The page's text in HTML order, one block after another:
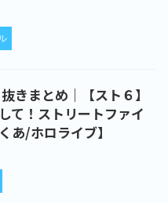
きまとめ｜【スト６】
て！ストリートファイ
あ/ホロライブ】